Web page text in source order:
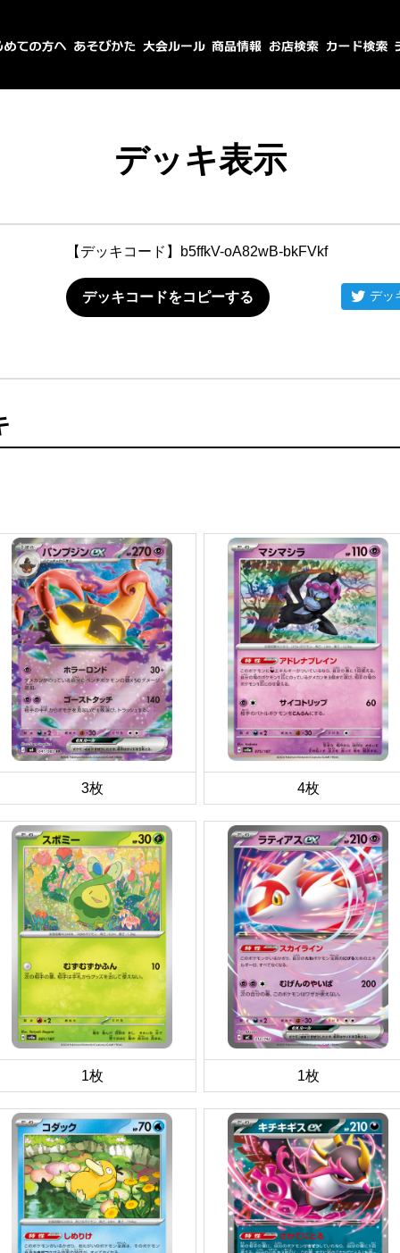
デッキ表示
【デッキコード】 b5ffkV-oA82wB-bkFVkf
デッキコードをコピーする デッ
3枚 4枚
1枚 1枚